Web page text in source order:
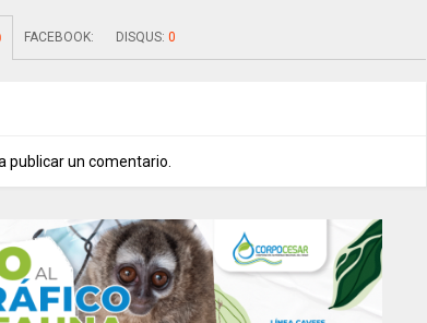
FACEBOOK: DISQUS: 0
publicar un comentario.